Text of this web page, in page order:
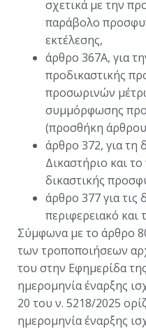
σχετικά με την
παράβολο
εκτέλεσης,
άρθρο 367Α, για
προδικαστικής
προσωρινών
συμμόρφωσης
(προσθήκη
άρθρο 372, για τη
Δικαστήριο και
δικαστικής
άρθρο 377 για τις
περιφερειακό και
Σύμφωνα με το άρθρο
των τροποποιήσεων
του στην Εφημερίδα
ημερομηνία έναρξης
20 του ν. 5218/2025
ημερομηνία έναρξης